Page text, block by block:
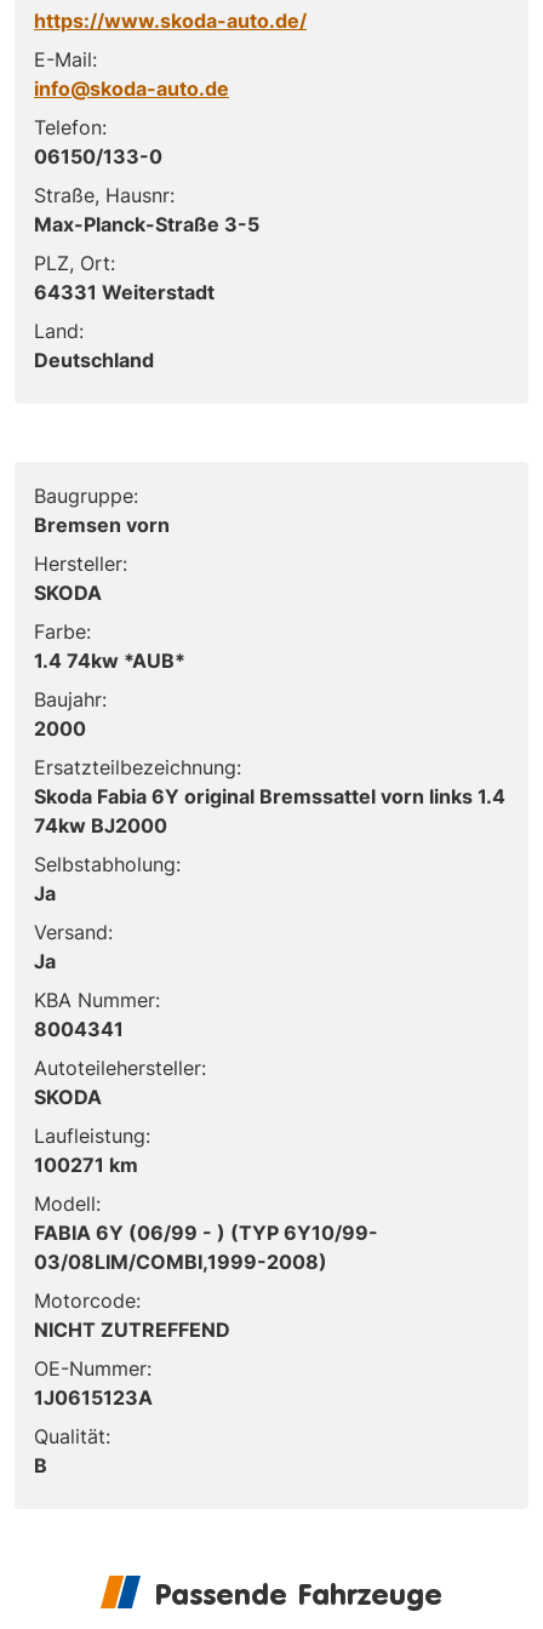
https://www.skoda-auto.de/
E-Mail:
info@skoda-auto.de
Telefon:
06150/133-0
Straße, Hausnr:
Max-Planck-Straße 3-5
PLZ, Ort:
64331 Weiterstadt
Land:
Deutschland
Baugruppe:
Bremsen vorn
Hersteller:
SKODA
Farbe:
1.4 74kw *AUB*
Baujahr:
2000
Ersatzteilbezeichnung:
Skoda Fabia 6Y original Bremssattel vorn links 1.4
74kw BJ2000
Selbstabholung:
Ja
Versand:
Ja
KBA Nummer:
8004341
Autoteilehersteller:
SKODA
Laufleistung:
100271 km
Modell:
FABIA 6Y (06/99 - ) (TYP 6Y10/99-
03/08LIM/COMBI,1999-2008)
Motorcode:
NICHT ZUTREFFEND
OE-Nummer:
1J0615123A
Qualität:
B
Passende Fahrzeuge